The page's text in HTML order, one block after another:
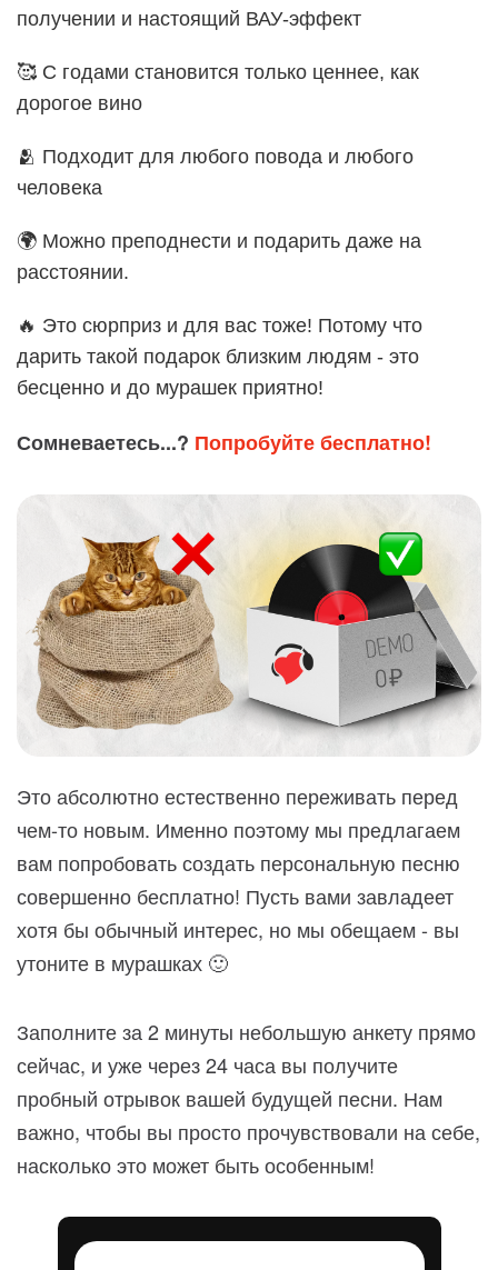
получении и настоящий ВАУ-эффект
🥰 С годами становится только ценнее, как
дорогое вино
🫂 Подходит для любого повода и любого
человека
🌍 Можно преподнести и подарить даже на
расстоянии.
🔥 Это сюрприз и для вас тоже! Потому что
дарить такой подарок близким людям - это
бесценно и до мурашек приятно!
Сомневаетесь...? Попробуйте бесплатно!
Это абсолютно естественно переживать перед
чем-то новым. Именно поэтому мы предлагаем
вам попробовать создать персональную песню
совершенно бесплатно! Пусть вами завладеет
хотя бы обычный интерес, но мы обещаем - вы
утоните в мурашках 🙂
Заполните за 2 минуты небольшую анкету прямо
сейчас, и уже через 24 часа вы получите
пробный отрывок вашей будущей песни. Нам
важно, чтобы вы просто прочувствовали на себе,
насколько это может быть особенным!